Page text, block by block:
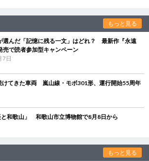
もっと見る
選んだ「記憶に残る一文」はどれ？ 最新作『永遠
売で読者参加型キャンペーン
7日
けてきた車両 嵐山線・モボ301形、運行開始55周年
和歌山」 和歌山市立博物館で8月8日から
もっと見る